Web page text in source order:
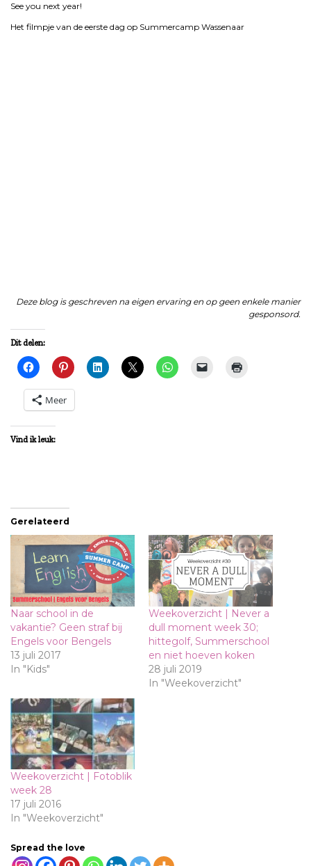
See you next year!
Het filmpje van de eerste dag op Summercamp Wassenaar
Deze blog is geschreven na eigen ervaring en op geen enkele manier
gesponsord.
Dit delen:
Meer
Vind ik leuk:
Gerelateerd
Naar school in de
vakantie? Geen straf bij
Engels voor Bengels
13 juli 2017
In "Kids"
Weekoverzicht | Never a
dull moment week 30;
hittegolf, Summerschool
en niet hoeven koken
28 juli 2019
In "Weekoverzicht"
Weekoverzicht | Fotoblik
week 28
17 juli 2016
In "Weekoverzicht"
Spread the love